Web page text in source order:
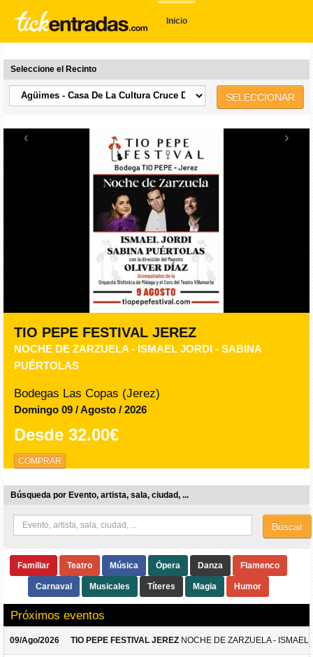
Inicio
Seleccione el Recinto
SELECCIONAR
‹ ›
TIO PEPE FESTIVAL JEREZ
NOCHE DE ZARZUELA - ISMAEL JORDI - SABINA
PUÉRTOLAS
Bodegas Las Copas (Jerez)
Domingo 09 / Agosto / 2026
Desde 32.00€
COMPRAR
Búsqueda por Evento, artista, sala, ciudad, ...
Buscar
Familiar Teatro Música Ópera Danza Flamenco
Carnaval Musicales Títeres Magia Humor
Próximos eventos
09/Ago/2026 TIO PEPE FESTIVAL JEREZ NOCHE DE ZARZUELA -